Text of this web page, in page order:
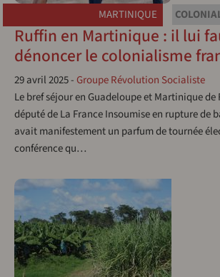
MARTINIQUE
Ruffin en Martinique : il lui
dénoncer le colonialisme
29 avril 2025- Groupe Révolution Socialiste
Le bref séjour en Guadeloupe et Martinique
député de La France Insoumise en rupture de
avait manifestement un parfum de tournée
conférence qu…